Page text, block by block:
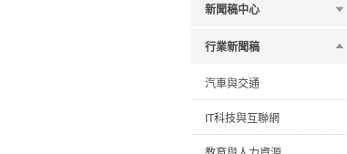
新聞稿中心
行業新聞稿
汽車與交通
IT科技與互聯網